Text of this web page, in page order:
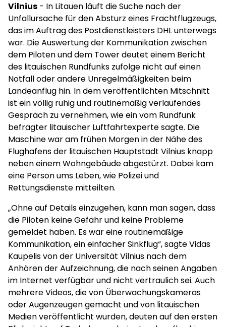
Vilnius - In Litauen läuft die Suche nach der
Unfallursache für den Absturz eines Frachtflugzeugs,
das im Auftrag des Postdienstleisters DHL unterwegs
war. Die Auswertung der Kommunikation zwischen
dem Piloten und dem Tower deutet einem Bericht
des litauischen Rundfunks zufolge nicht auf einen
Notfall oder andere Unregelmäßigkeiten beim
Landeanflug hin. In dem veröffentlichten Mitschnitt
ist ein völlig ruhig und routinemäßig verlaufendes
Gespräch zu vernehmen, wie ein vom Rundfunk
befragter litauischer Luftfahrtexperte sagte. Die
Maschine war am frühen Morgen in der Nähe des
Flughafens der litauischen Hauptstadt Vilnius knapp
neben einem Wohngebäude abgestürzt. Dabei kam
eine Person ums Leben, wie Polizei und
Rettungsdienste mitteilten.
„Ohne auf Details einzugehen, kann man sagen, dass
die Piloten keine Gefahr und keine Probleme
gemeldet haben. Es war eine routinemäßige
Kommunikation, ein einfacher Sinkflug“, sagte Vidas
Kaupelis von der Universität Vilnius nach dem
Anhören der Aufzeichnung, die nach seinen Angaben
im Internet verfügbar und nicht vertraulich sei. Auch
mehrere Videos, die von Überwachungskameras
oder Augenzeugen gemacht und von litauischen
Medien veröffentlicht wurden, deuten auf den ersten